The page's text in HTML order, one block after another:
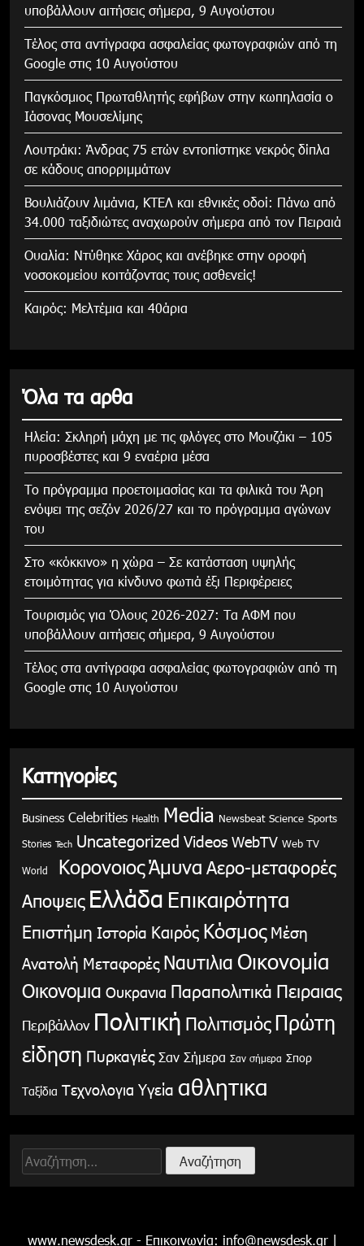
υποβάλλουν αιτήσεις σήμερα, 9 Αυγούστου
Τέλος στα αντίγραφα ασφαλείας φωτογραφιών από τη
Google στις 10 Αυγούστου
Παγκόσμιος Πρωταθλητής εφήβων στην κωπηλασία ο
Ιάσονας Μουσελίμης
Λουτράκι: Άνδρας 75 ετών εντοπίστηκε νεκρός δίπλα
σε κάδους απορριμμάτων
Βουλιάζουν λιμάνια, ΚΤΕΛ και εθνικές οδοί: Πάνω από
34.000 ταξιδιώτες αναχωρούν σήμερα από τον Πειραιά
Ουαλία: Ντύθηκε Χάρος και ανέβηκε στην οροφή
νοσοκομείου κοιτάζοντας τους ασθενείς!
Καιρός: Μελτέμια και 40άρια
Όλα τα αρθα
Ηλεία: Σκληρή μάχη με τις φλόγες στο Μουζάκι – 105
πυροσβέστες και 9 εναέρια μέσα
Το πρόγραμμα προετοιμασίας και τα φιλικά του Άρη
ενόψει της σεζόν 2026/27 και το πρόγραμμα αγώνων
του
Στο «κόκκινο» η χώρα – Σε κατάσταση υψηλής
ετοιμότητας για κίνδυνο φωτιά έξι Περιφέρειες
Τουρισμός για Όλους 2026-2027: Τα ΑΦΜ που
υποβάλλουν αιτήσεις σήμερα, 9 Αυγούστου
Τέλος στα αντίγραφα ασφαλείας φωτογραφιών από τη
Google στις 10 Αυγούστου
Κατηγορίες
Business Celebrities Health Media Newsbeat Science Sports
Stories Tech Uncategorized Videos WebTV Web TV
World ΚορονοιοςΆμυνα Αερο-μεταφορές
Αποψεις Ελλάδα Επικαιρότητα
Επιστήμη Ιστορία Καιρός Κόσμος Μέση
Ανατολή Μεταφορές Ναυτιλια Οικονομία
Οικονομια Ουκρανια Παραπολιτικά Πειραιας
Περιβάλλον Πολιτική Πολιτισμός Πρώτη
είδηση Πυρκαγιές Σαν Σήμερα Σαν σήμερα Σπορ
Ταξίδια Τεχνολογια Υγεία αθλητικα
Αναζήτηση
για:
www.newsdesk.gr - Επικοινωνία: info@newsdesk.gr |